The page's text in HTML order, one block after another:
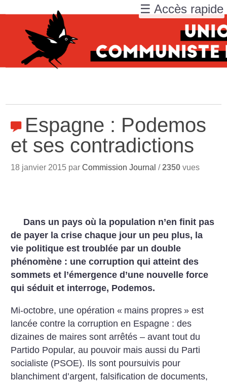
Espagne : Podemos
et ses contradictions
18 janvier 2015 parCommission Journal /2350 vues
Dans un pays où la population n’en finit pas
de payer la crise chaque jour un peu plus, la
vie politique est troublée par un double
phénomène : une corruption qui atteint des
sommets et l’émergence d’une nouvelle force
qui séduit et interroge, Podemos.
Mi-octobre, une opération « mains propres » est
lancée contre la corruption en Espagne : des
dizaines de maires sont arrêtés – avant tout du
Partido Popular, au pouvoir mais aussi du Parti
socialiste (PSOE). Ils sont poursuivis pour
blanchiment d’argent, falsification de documents,
☰ Accès rapide